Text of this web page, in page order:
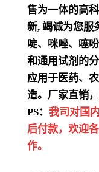
售为一体的高
新, 竭诚为您服
啶、咪唑、噻
和通用试剂的
应用于医药、
造。厂家直销
PS： 我司对国
后付款，欢迎
作。